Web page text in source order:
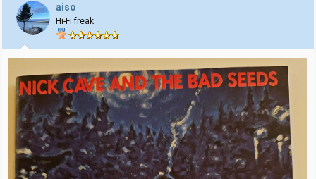
aiso
Hi-Fi freak